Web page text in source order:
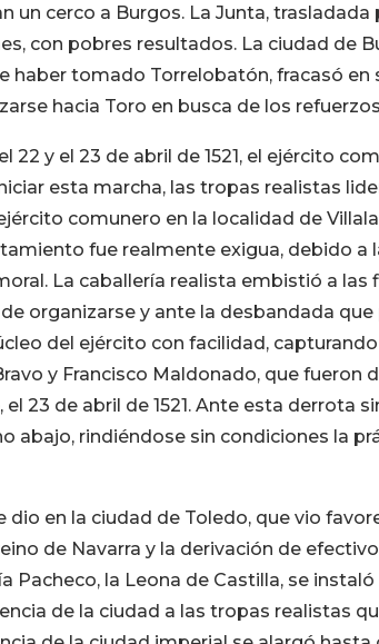
un cerco a Burgos. La Junta, trasladada
con pobres resultados. La ciudad de
haber tomado Torrelobatón, fracasó en
hacia Toro en busca de los
22 y el 23 de abril de 1521, el ejército
esta marcha, las tropas realistas
comunero en la localidad de
fue realmente exigua, debido a
La caballería realista embistió a las
organizarse y ante la desbandada
del ejército con facilidad,
y Francisco Maldonado, que fueron
23 de abril de 1521. Ante esta derrota
abajo, rindiéndose sin condiciones la
dio en la ciudad de Toledo, que vio
de Navarra y la derivación de
Pacheco, la Leona de Castilla, se
de la ciudad a las tropas realistas